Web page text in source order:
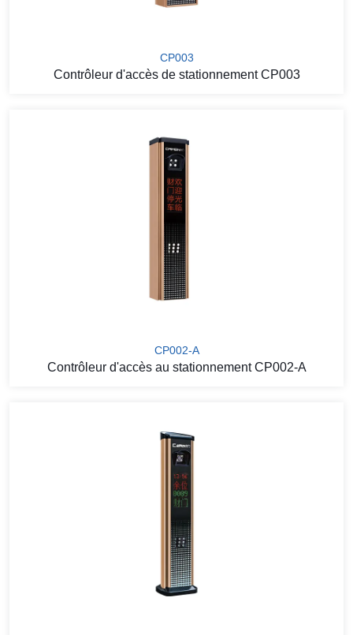
CP003
Contrôleur d'accès de stationnement CP003
CP002-A
Contrôleur d'accès au stationnement CP002-A